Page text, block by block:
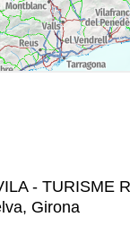
- TURISME
Girona